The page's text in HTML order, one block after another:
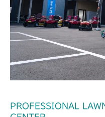
ミッション
CM182K
ミッション
CM182
ミッション
CM184
ミッション
CM185
ミッション
CM210
PROFESSIONAL